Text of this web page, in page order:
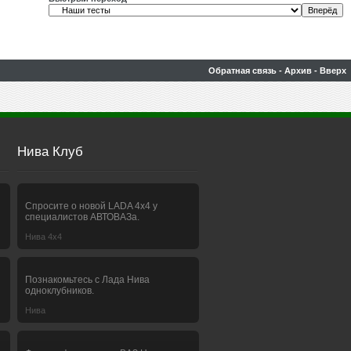
Обратная связь - Архив - Вверх
Нива Клуб
Спросите о новой LADA 4x4 у
специалистов АВТОВАЗа.
Нива 4х4
Познакомьтесь с Лада Нива
одноклубников.
Нива